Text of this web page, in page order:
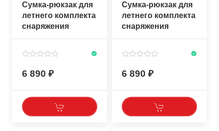
Сумка-рюкзак для
летнего комплекта
снаряжения
Salvimar Krypsis
6 890
Сумка-рюкзак для
летнего комплекта
снаряжения
Salvimar Kryptonite
6 890